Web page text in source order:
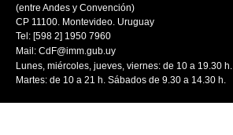
(entre Andes y Convención)
CP 11100. Montevideo. Uruguay
Tel: [598 2] 1950 7960
Mail: CdF@imm.gub.uy
Lunes, miércoles, jueves, viernes: de 10 a 19.30 h.
Martes: de 10 a 21 h. Sábados de 9.30 a 14.30 h.